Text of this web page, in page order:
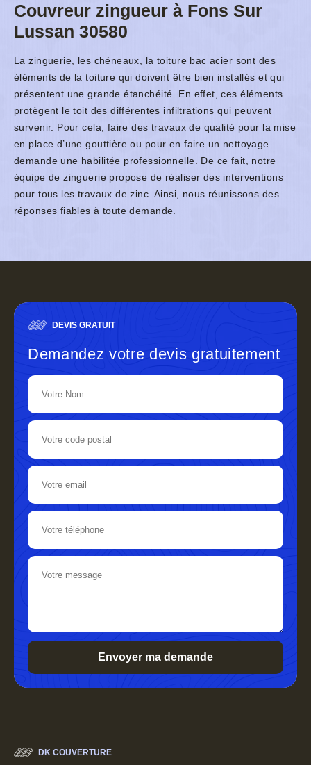
Couvreur zingueur à Fons Sur
Lussan 30580
La zinguerie, les chéneaux, la toiture bac acier sont des
éléments de la toiture qui doivent être bien installés et qui
présentent une grande étanchéité. En effet, ces éléments
protègent le toit des différentes infiltrations qui peuvent
survenir. Pour cela, faire des travaux de qualité pour la mise
en place d’une gouttière ou pour en faire un nettoyage
demande une habilitée professionnelle. De ce fait, notre
équipe de zinguerie propose de réaliser des interventions
pour tous les travaux de zinc. Ainsi, nous réunissons des
réponses fiables à toute demande.
DEVIS GRATUIT
Demandez votre devis gratuitement
DK COUVERTURE